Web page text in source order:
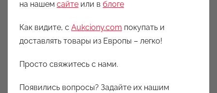
на нашем сайте или в блоге
Как видите, с Aukciony.com покупать и
доставлять товары из Европы – легко!
Просто свяжитесь с нами.
Появились вопросы? Задайте их нашим